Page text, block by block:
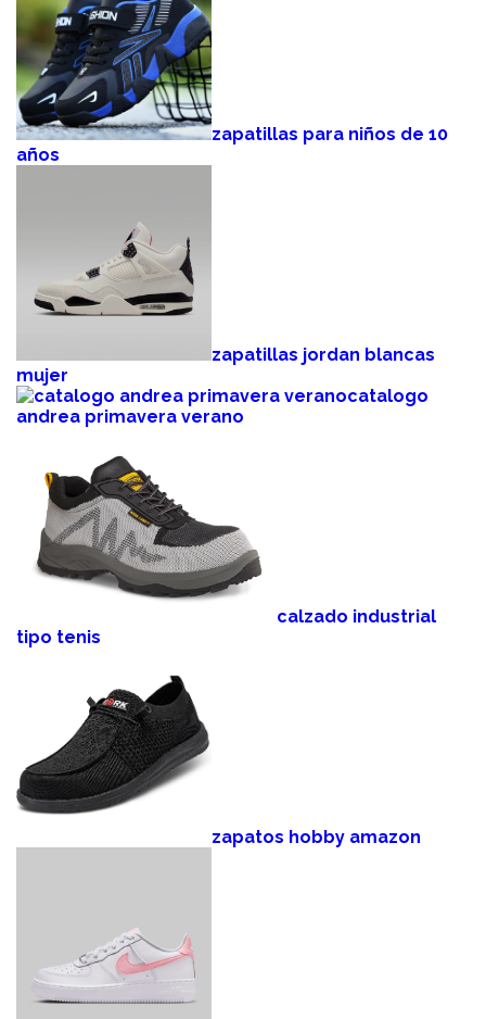
zapatillas para niños de 10
años
zapatillas jordan blancas
mujer
catalogo
andrea primavera verano
calzado industrial
tipo tenis
zapatos hobby amazon